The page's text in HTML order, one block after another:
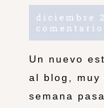
diciembre
Un nuevo
al blog,
semana